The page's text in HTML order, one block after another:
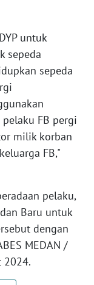
untuk
sepeda
sepeda
FB pergi
milik korban
FB,"
pelaku,
Baru untuk
dengan
MEDAN /
2024.